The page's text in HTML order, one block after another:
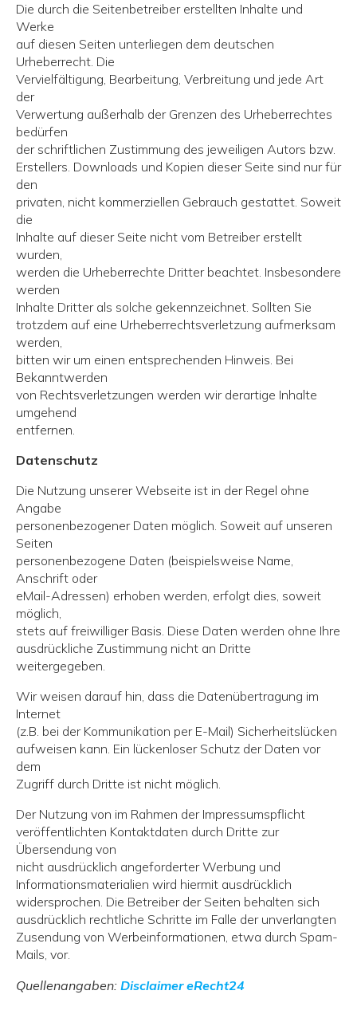
Die durch die Seitenbetreiber erstellten Inhalte und
Werke
auf diesen Seiten unterliegen dem deutschen
Urheberrecht. Die
Vervielfältigung, Bearbeitung, Verbreitung und jede Art
der
Verwertung außerhalb der Grenzen des Urheberrechtes
bedürfen
der schriftlichen Zustimmung des jeweiligen Autors bzw.
Erstellers. Downloads und Kopien dieser Seite sind nur für
den
privaten, nicht kommerziellen Gebrauch gestattet. Soweit
die
Inhalte auf dieser Seite nicht vom Betreiber erstellt
wurden,
werden die Urheberrechte Dritter beachtet. Insbesondere
werden
Inhalte Dritter als solche gekennzeichnet. Sollten Sie
trotzdem auf eine Urheberrechtsverletzung aufmerksam
werden,
bitten wir um einen entsprechenden Hinweis. Bei
Bekanntwerden
von Rechtsverletzungen werden wir derartige Inhalte
umgehend
entfernen.
Datenschutz
Die Nutzung unserer Webseite ist in der Regel ohne
Angabe
personenbezogener Daten möglich. Soweit auf unseren
Seiten
personenbezogene Daten (beispielsweise Name,
Anschrift oder
eMail-Adressen) erhoben werden, erfolgt dies, soweit
möglich,
stets auf freiwilliger Basis. Diese Daten werden ohne Ihre
ausdrückliche Zustimmung nicht an Dritte
weitergegeben.
Wir weisen darauf hin, dass die Datenübertragung im
Internet
(z.B. bei der Kommunikation per E-Mail) Sicherheitslücken
aufweisen kann. Ein lückenloser Schutz der Daten vor
dem
Zugriff durch Dritte ist nicht möglich.
Der Nutzung von im Rahmen der Impressumspflicht
veröffentlichten Kontaktdaten durch Dritte zur
Übersendung von
nicht ausdrücklich angeforderter Werbung und
Informationsmaterialien wird hiermit ausdrücklich
widersprochen. Die Betreiber der Seiten behalten sich
ausdrücklich rechtliche Schritte im Falle der unverlangten
Zusendung von Werbeinformationen, etwa durch Spam-
Mails, vor.
Quellenangaben: Disclaimer eRecht24